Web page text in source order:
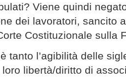
Viene quindi
dei lavoratori, sancito
Costituzionale sulla
tanto l’agibilità delle
libertà/diritto di